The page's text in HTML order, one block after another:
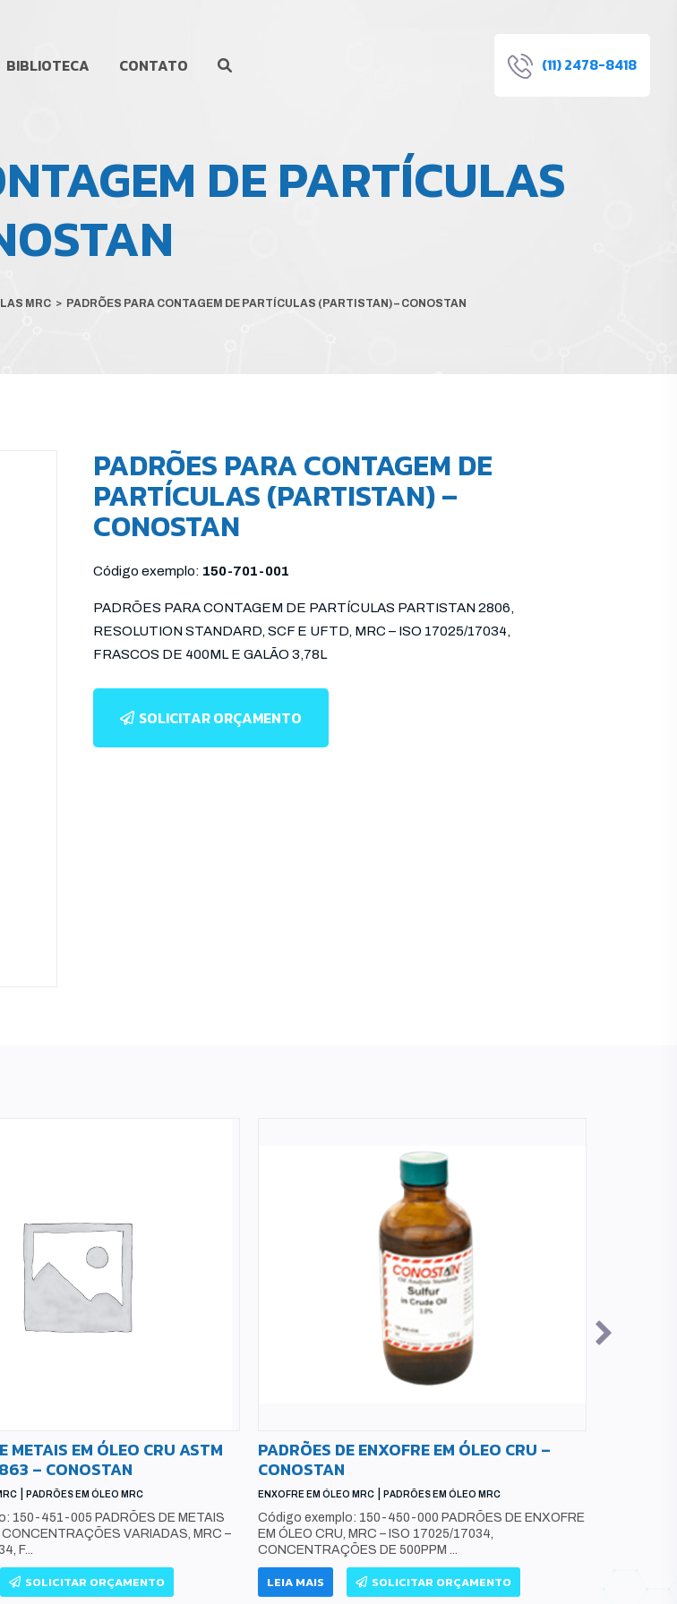
BIBLIOTECA CONTATO (11) 2478-8418
DE PARTÍCULAS
MRC > PADRÕES PARA CONTAGEM DE PARTÍCULAS (PARTISTAN) – CONOSTAN
PADRÕES PARA CONTAGEM DE
PARTÍCULAS (PARTISTAN) –
CONOSTAN
Código exemplo: 150-701-001
PADRÕES PARA CONTAGEM DE PARTÍCULAS PARTISTAN 2806,
RESOLUTION STANDARD, SCF E UFTD, MRC – ISO 17025/17034,
FRASCOS DE 400ML E GALÃO 3,78L
SOLICITAR ORÇAMENTO
METAIS EM ÓLEO CRU ASTM
– CONOSTAN
PADRÕES EM ÓLEO MRC
150-451-005 PADRÕES DE METAIS
CONCENTRAÇÕES VARIADAS, MRC –
F...
SOLICITAR ORÇAMENTO
PADRÕES DE ENXOFRE EM ÓLEO CRU –
CONOSTAN
ENXOFRE EM ÓLEO MRC PADRÕES EM ÓLEO MRC
Código exemplo: 150-450-000 PADRÕES DE ENXOFRE
EM ÓLEO CRU, MRC – ISO 17025/17034,
CONCENTRAÇÕES DE 500PPM ...
LEIA MAIS SOLICITAR ORÇAMENTO